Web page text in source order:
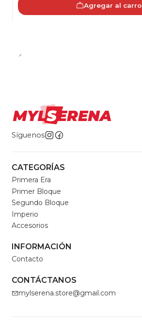
Agregar al carro
Síguenos
CATEGORÍAS
Primera Era
Primer Bloque
Segundo Bloque
Imperio
Accesorios
INFORMACIÓN
Contacto
CONTÁCTANOS
mylserena.store@gmail.com